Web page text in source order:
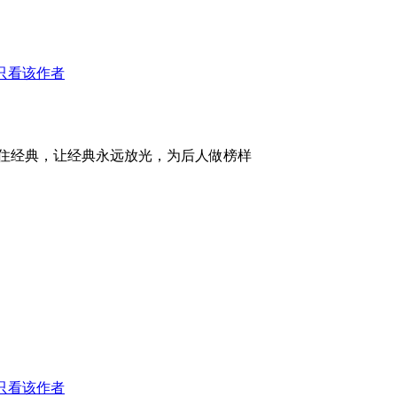
看该作者
经典，让经典永远放光，为后人做榜样
看该作者